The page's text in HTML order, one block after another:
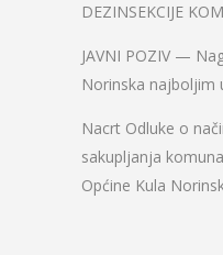
DEZINSEKCIJE
JAVNI POZIV —
Norinska najboljim
Nacrt Odluke o
sakupljanja
Općine Kula